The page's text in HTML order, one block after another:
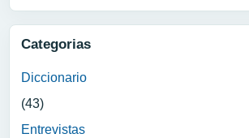
Categorias
Diccionario
(43)
Entrevistas